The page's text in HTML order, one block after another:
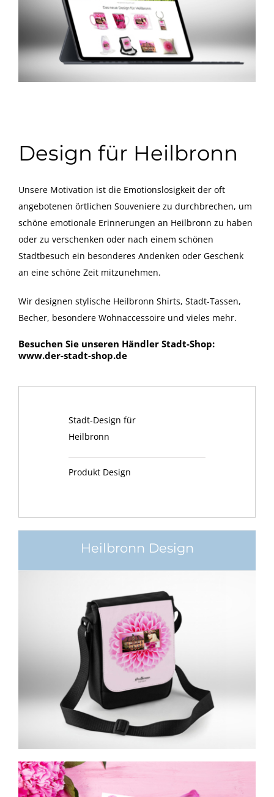
Design für Heilbronn
Unsere Motivation ist die Emotionslosigkeit der oft
angebotenen örtlichen Souveniere zu durchbrechen, um
schöne emotionale Erinnerungen an Heilbronn zu haben
oder zu verschenken oder nach einem schönen
Stadtbesuch ein besonderes Andenken oder Geschenk
an eine schöne Zeit mitzunehmen.
Wir designen stylische Heilbronn Shirts, Stadt-Tassen,
Becher, besondere Wohnaccessoire und vieles mehr.
Besuchen Sie unseren Händler Stadt-Shop:
www.der-stadt-shop.de
Stadt-Design für
Heilbronn
Produkt Design
Heilbronn Design